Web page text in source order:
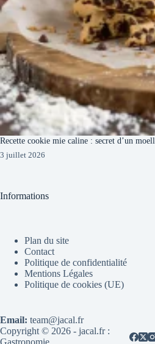
Recette cookie mie caline : secret d’un
3 juillet 2026
Informations
Plan du site
Contact
Politique de confidentialité
Mentions Légales
Politique de cookies (UE)
Email: team@jacal.fr
Copyright © 2026 - jacal.fr :
Gastronomie